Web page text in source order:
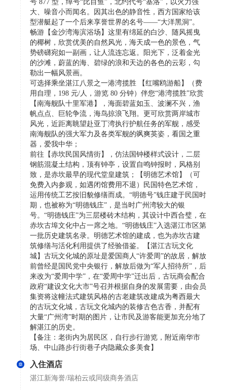
号 877 型，绰号“比目鱼”，北约代号“基洛”，以火力强
大、噪音小而闻名。因其出色的静音性，西方国家给该
型潜艇起了一个后来享誉世界的名号——“大洋黑洞”。
畅游【金沙湾海滨浴场】这里有绵延的白沙、随风摇曳
的椰树，欣赏优美的自然风光，海天成一色的景色，气
势磅礴宛如一副画，让人流连忘返。阳光下，泛着金光
的沙滩，蔚蓝的海、碧绿的浪和天边的各色的云彩，勾
勒出一幅风景画。
可选择乘坐湛江八景之一港湾揽胜 【红嘴鸥游船】（费
用自理，198 元/人，游览 80 分钟）伴您“港湾揽胜”欣赏
【南海舰队十里军港】，海面碧蓝如玉、波澜不兴，渔
帆点点、巨轮争流，海鸟掠浪飞翔。更可欣赏两岸城市
风光，近距离眺望赴亚丁湾执行护航任务的军舰，感受
南海舰队的强大军力及各类军舰的飒爽英姿，看国之重
器，爱我中华；
前往【赤坎民国风情街】，仿法国钟楼样式设计，二层
钢筋混凝土结构，顶有钟亭，设置自鸣钟报时，风格别
致，是赤坎最早的现代堂皇建筑；【明德艺术馆】（可
免费入内参观，如遇闭馆费用不退）民国特色艺术馆，
运用传统工艺按旧貌修缮而成。“明德号”钱庄建于民国时
期，也被称为“明德钱庄”，是当时广州湾较大的银
号。“明德钱庄”为三层楼砖木结构，其设计中西合璧，在
赤坎古埠文化中占一席之地。“明德钱庄”入选湛江市区第
一批历史建筑名录。明德艺术馆的建成，也为赤坎古建
筑修缮与活化利用提供了经验借鉴。【湛江古玩文化
城】古玩文化城的原址是爱国商人“许爱周”的故居，解放
前曾经是国民党中央银行，解放后做为“军人招待所”，后
来改为“爱周中学”，在“爱周中学”迁出后，古玩商会配合
政府“建设文化大市”号召并根据自身的发展需要，由会员
集资将这幢法式建筑风格的古老建筑改建成为粤西最大
的古玩文化城，古玩文化城内的装修古色古香，并配有
大量“广州湾”时期的图片，让市民及游客能更加充分地了
解湛江的历史。
【备注：老街内为居民区，自行步行游览，附近南华市
场、中山路步行街巷子内隐藏众多美食】
入住酒店
湛江新海誉/瑞柏云或同级商务酒店